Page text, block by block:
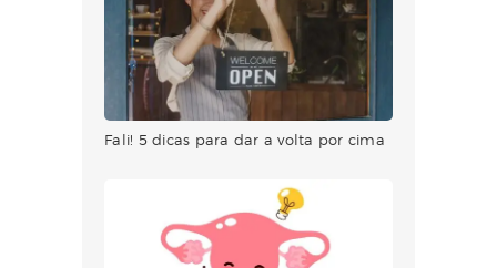
Fali! 5 dicas para dar a volta por cima